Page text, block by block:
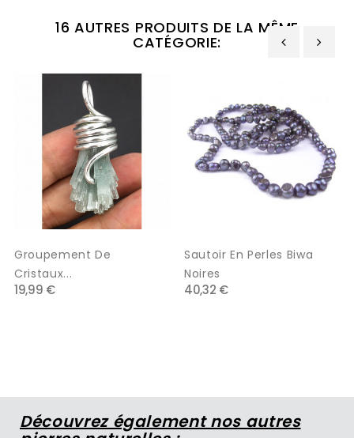
16 AUTRES PRODUITS DE LA MÊME
CATÉGORIE:
Groupement De
Cristaux...
19,99 €
Sautoir En Perles Biwa
Noires
40,32 €
Découvrez également nos autres